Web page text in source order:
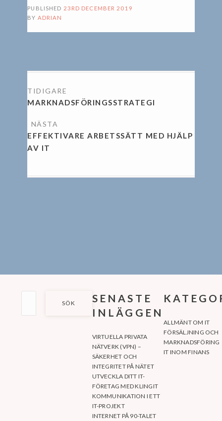
PUBLISHED 23RD DECEMBER 2019
BY ADRIAN
MARKNADSFÖRINGSSTRATEGI
EFFEKTIVARE ARBETSSÄTT MED HJÄLP
AV IT
SENASTE
INLÄGGEN
VIRTUELLA PRIVATA
NÄTVERK (VPN) –
SÄKERHET OCH
INTEGRITET PÅ NÄTET
UTVECKLA DITT IT-
FÖRETAG MED KLINGIT
KOMMUNIKATION I ETT
IT-PROJEKT
INTERNET PÅ 90-TALET
ALLMÄNT OM IT
FÖRSÄLJNING OCH
MARKNADSFÖRING
IT INOM FINANS